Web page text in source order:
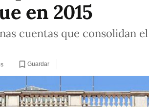
en 2015
cuentas que consolidan
Guardar